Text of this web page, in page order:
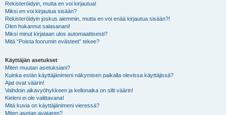
Rekisteröidyin, mutta en voi kirjautua!
Miksi en voi kirjautua sisään?
Rekisteröidyin joskus aiemmin, mutta en voi enää kirjautua sisään?!
Olen hukannut salasanani!
Miksi minut kirjataan ulos automaattisesti?
Mitä “Poista foorumin evästeet” tekee?
Käyttäjän asetukset
Miten muutan asetuksiani?
Kuinka estän käyttäjänimeni näkymisen paikalla olevissa käyttäjissä?
Ajat ovat väärin!
Vaihdoin aikavyöhykkeen ja kellonaika on silti väärin!
Kieleni ei ole valittavana!
Mitä kuvia on käyttäjänimeni vieressä?
Miten asetan avataren?